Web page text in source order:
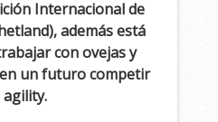
Internacional de
además está
con ovejas y
un futuro competir
agility.